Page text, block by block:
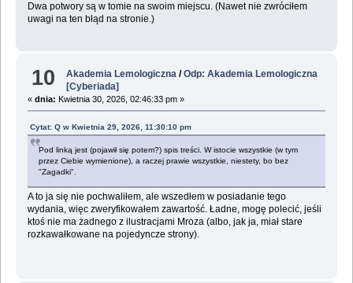
Dwa potwory są w tomie na swoim miejscu. (Nawet nie zwróciłem
uwagi na ten błąd na stronie.)
10 Akademia Lemologiczna /Odp: Akademia Lemologiczna
[Cyberiada]
« dnia: Kwietnia 30, 2026, 02:46:33 pm »
Cytat: Q w Kwietnia 29, 2026, 11:30:10 pm
Pod linką jest (pojawił się potem?) spis treści. W istocie wszystkie (w tym
przez Ciebie wymienione), a raczej prawie wszystkie, niestety, bo bez
"Zagadki".
A to ja się nie pochwaliłem, ale wszedłem w posiadanie tego
wydania, więc zweryfikowałem zawartość. Ładne, mogę polecić, jeśli
ktoś nie ma żadnego z ilustracjami Mroza (albo, jak ja, miał stare
rozkawałkowane na pojedyncze strony).